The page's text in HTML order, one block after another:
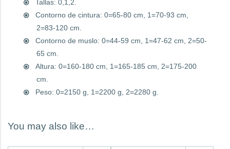
Tallas: 0,1,2.
Contorno de cintura: 0=65-80 cm, 1=70-93 cm,
2=83-120 cm.
Contorno de muslo: 0=44-59 cm, 1=47-62 cm, 2=50-
65 cm.
Altura: 0=160-180 cm, 1=165-185 cm, 2=175-200
cm.
Peso: 0=2150 g, 1=2200 g, 2=2280 g.
You may also like…